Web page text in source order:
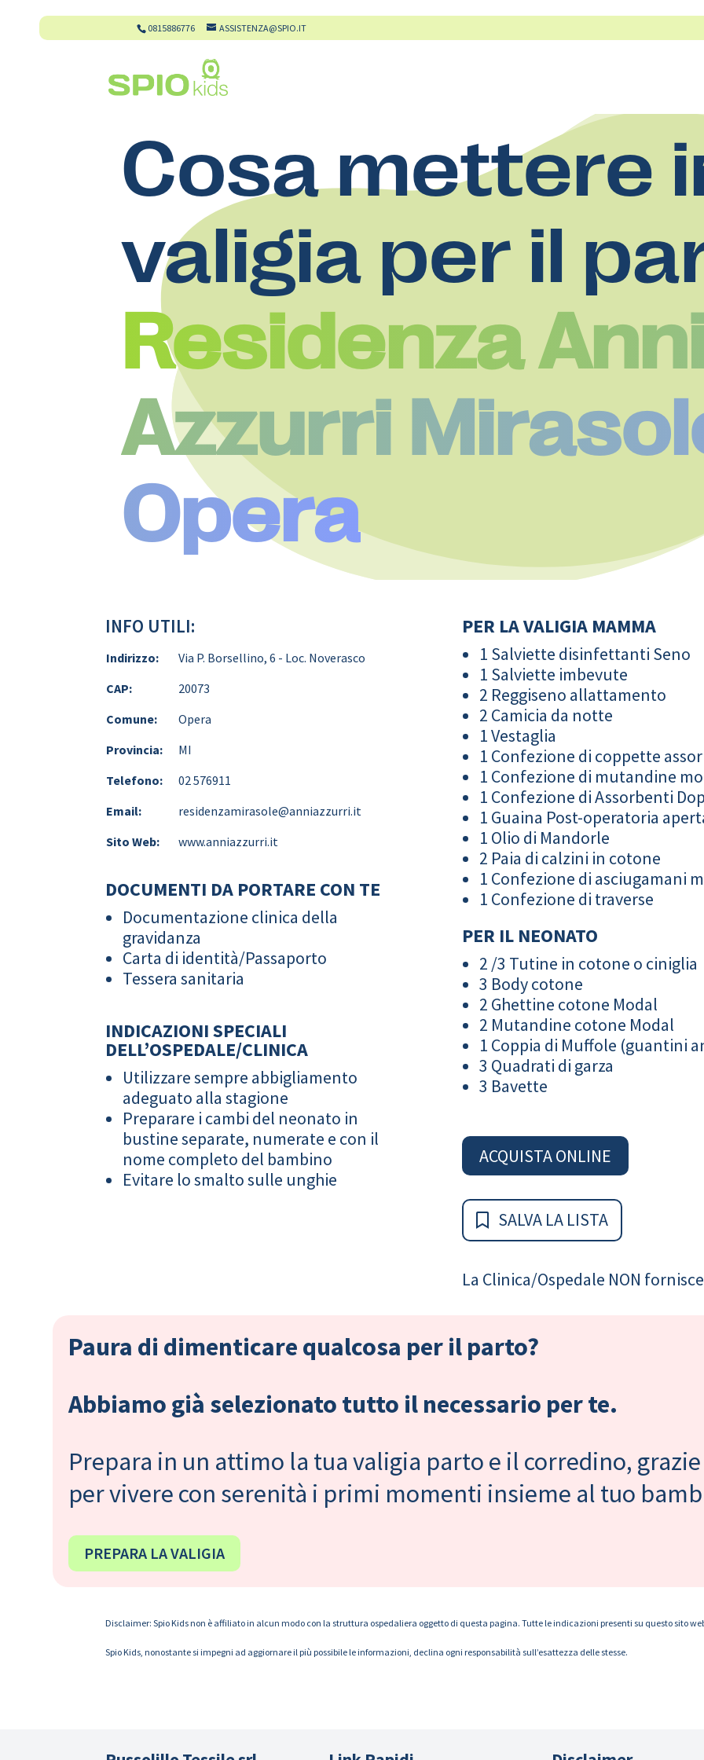
0815886776 ASSISTENZA@SPIO.IT
Cosa mettere
valigia per il
Residenza
Azzurri
Opera
INFO UTILI:
Indirizzo:
Via P. Borsellino, 6 - Loc. Noverasco
CAP:
20073
Comune:
Opera
Provincia:
MI
Telefono:
02 576911
Email:
residenzamirasole@anniazzurri.it
Sito Web:
www.anniazzurri.it
DOCUMENTI DA PORTARE CON TE
Documentazione clinica della
gravidanza
Carta di identità/Passaporto
Tessera sanitaria
INDICAZIONI SPECIALI
DELL’OSPEDALE/CLINICA
Utilizzare sempre abbigliamento
adeguato alla stagione
Preparare i cambi del neonato in
bustine separate, numerate e con il
nome completo del bambino
Evitare lo smalto sulle unghie
PER LA VALIGIA MAMMA
1 Salviette disinfettanti Seno
1 Salviette imbevute
2 Reggiseno allattamento
2 Camicia da notte
1 Vestaglia
1 Confezione di coppette
1 Confezione di mutandine
1 Confezione di Assorbenti
1 Guaina Post-operatoria
1 Olio di Mandorle
2 Paia di calzini in cotone
1 Confezione di asciugamani
1 Confezione di traverse
PER IL NEONATO
2 /3 Tutine in cotone o ciniglia
3 Body cotone
2 Ghettine cotone Modal
2 Mutandine cotone Modal
1 Coppia di Muffole (guantini
3 Quadrati di garza
3 Bavette
ACQUISTA ONLINE
SALVA LA LISTA
La Clinica/Ospedale NON
Paura di dimenticare qualcosa per il parto?
Abbiamo già selezionato tutto il necessario per te.
Prepara in un attimo la tua valigia parto e il corredino,
per vivere con serenità i primi momenti insieme al tuo
PREPARA LA VALIGIA
Disclaimer: Spio Kids non è affiliato in alcun modo con la struttura ospedaliera oggetto di questa pagina. Tutte le indicazioni presenti su questo sito
Spio Kids, nonostante si impegni ad aggiornare il più possibile le informazioni, declina ogni responsabilità sull’esattezza delle stesse.